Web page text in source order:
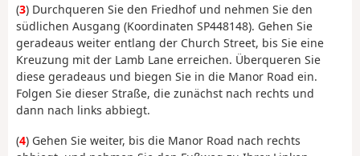
(3) Durchqueren Sie den Friedhof und nehmen Sie den
südlichen Ausgang (Koordinaten SP448148). Gehen Sie
geradeaus weiter entlang der Church Street, bis Sie eine
Kreuzung mit der Lamb Lane erreichen. Überqueren Sie
diese geradeaus und biegen Sie in die Manor Road ein.
Folgen Sie dieser Straße, die zunächst nach rechts und
dann nach links abbiegt.
(4) Gehen Sie weiter, bis die Manor Road nach rechts